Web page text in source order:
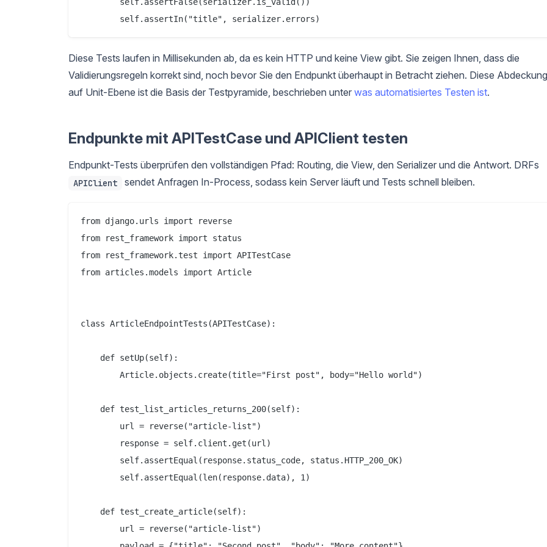
Diese Tests laufen in Millisekunden ab, da es kein HTTP und keine View gibt. Sie zeigen Ihnen, dass die
Validierungsregeln korrekt sind, noch bevor Sie den Endpunkt überhaupt in Betracht ziehen. Diese Abdeckung
auf Unit-Ebene ist die Basis der Testpyramide, beschrieben unter was automatisiertes Testen ist.
Endpunkte mit APITestCase und APIClient testen
Endpunkt-Tests überprüfen den vollständigen Pfad: Routing, die View, den Serializer und die Antwort. DRFs
APIClient sendet Anfragen In-Process, sodass kein Server läuft und Tests schnell bleiben.
from django.urls import reverse
from rest_framework import status
from rest_framework.test import APITestCase
from articles.models import Article
class ArticleEndpointTests(APITestCase):
    def setUp(self):
        Article.objects.create(title="First post", body="Hello world")
    def test_list_articles_returns_200(self):
        url = reverse("article-list")
        response = self.client.get(url)
        self.assertEqual(response.status_code, status.HTTP_200_OK)
        self.assertEqual(len(response.data), 1)
    def test_create_article(self):
        url = reverse("article-list")